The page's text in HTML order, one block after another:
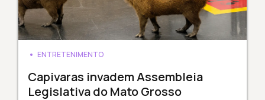
ENTRETENIMENTO
Capivaras invadem Assembleia
Legislativa do Mato Grosso